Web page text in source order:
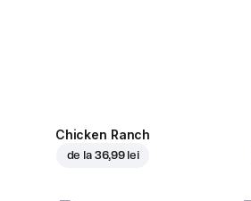
Chicken Ranch
de la 36,99 lei